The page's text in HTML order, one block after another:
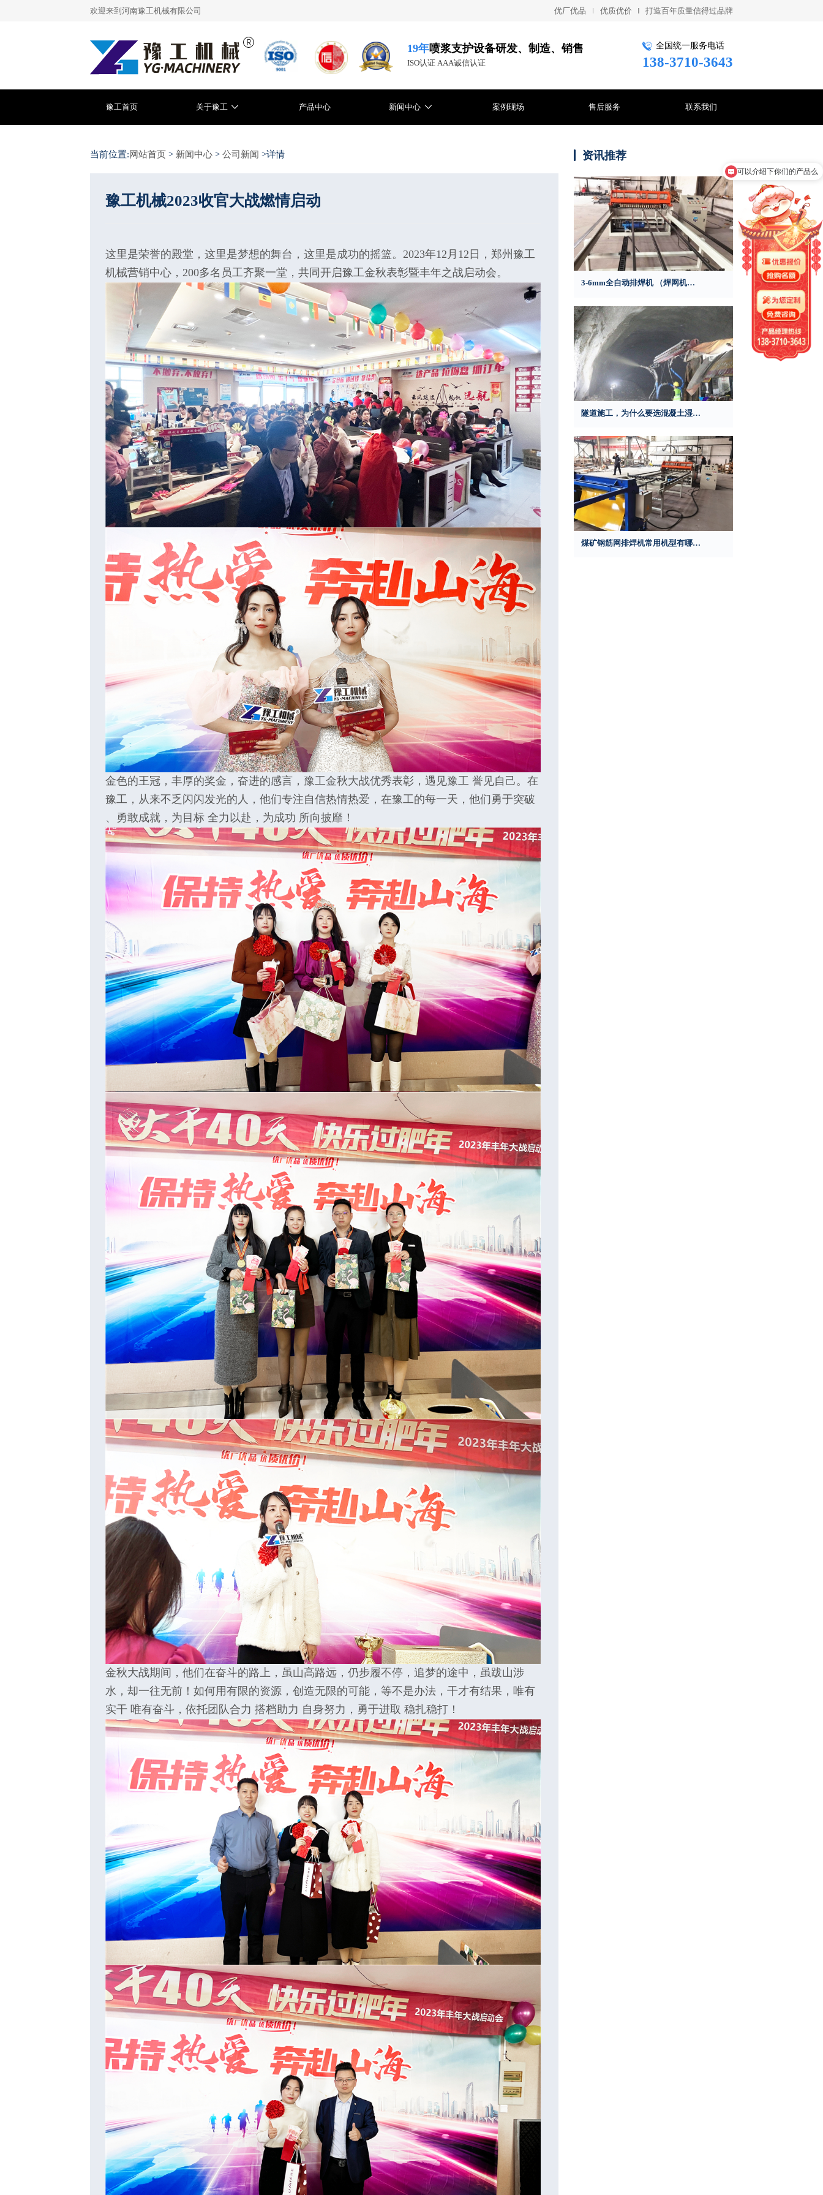
欢迎来到河南豫工机械有限公司 优厂优品 优质优价 打造百年质量信得过品牌
19年喷浆支护设备研发、制造、销售
ISO认证 AAA诚信认证
全国统一服务电话
138-3710-3643
豫工首页 关于豫工 产品中心 新闻中心 案例现场 售后服务 联系我们
当前位置:网站首页 > 新闻中心 > 公司新闻 >详情
豫工机械2023收官大战燃情启动
这里是荣誉的殿堂，这里是梦想的舞台，这里是成功的摇篮。2023年12月12日，郑州豫工
机械营销中心，200多名员工齐聚一堂，共同开启豫工金秋表彰暨丰年之战启动会。
金色的王冠，丰厚的奖金，奋进的感言，豫工金秋大战优秀表彰，遇见豫工 誉见自己。在
豫工，从来不乏闪闪发光的人，他们专注自信热情热爱，在豫工的每一天，他们勇于突破
、勇敢成就，为目标 全力以赴，为成功 所向披靡！
金秋大战期间，他们在奋斗的路上，虽山高路远，仍步履不停，追梦的途中，虽跋山涉
水，却一往无前！如何用有限的资源，创造无限的可能，等不是办法，干才有结果，唯有
实干 唯有奋斗，依托团队合力 搭档助力 自身努力，勇于进取 稳扎稳打！
资讯推荐
3-6mm全自动排焊机 （焊网机）的优点
隧道施工，为什么要选混凝土湿喷台车？
煤矿钢筋网排焊机常用机型有哪些？
你们是怎么收费的呢